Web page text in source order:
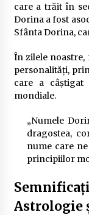
care a trăit în
Dorina a fost
Sfânta Dorina,
În zilele noastre,
personalități,
care a câștigat
mondiale.
„Numele
dragostea,
nume care
principiilor
Astrologie